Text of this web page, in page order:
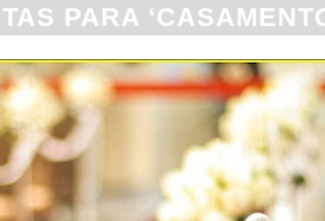
PARA